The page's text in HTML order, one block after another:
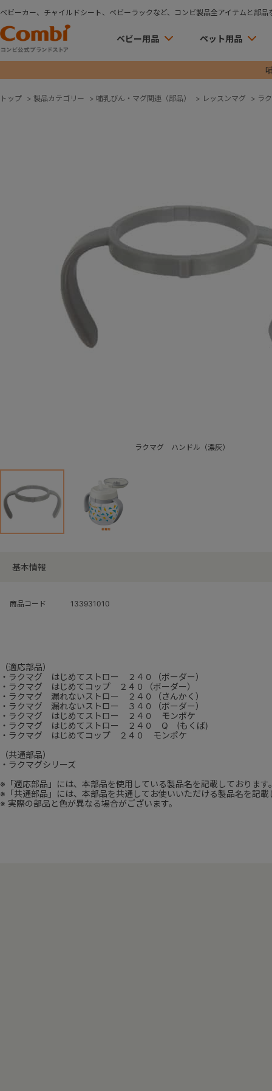
ベビーカー、チャイルドシート、ベビーラックなど、コンビ製品全アイテムと部品
ベビー用品 ペット用品
トップ > 製品カテゴリー > 哺乳びん・マグ関連（部品） > レッスンマグ > ラ
ラクマグ ハンドル（濃灰）
基本情報
商品コード 133931010
（適応部品）
・ラクマグ はじめてストロー ２４０（ボーダー）
・ラクマグ はじめてコップ ２４０（ボーダー）
・ラクマグ 漏れないストロー ２４０（さんかく）
・ラクマグ 漏れないストロー ３４０（ボーダー）
・ラクマグ はじめてストロー ２４０ モンポケ
・ラクマグ はじめてストロー ２４０ Q (もくば)
・ラクマグ はじめてコップ ２４０ モンポケ
（共通部品）
・ラクマグシリーズ
※「適応部品」には、本部品を使用している製品名を記載しております
※「共通部品」には、本部品を共通してお使いいただける製品名を記載
※ 実際の部品と色が異なる場合がございます。